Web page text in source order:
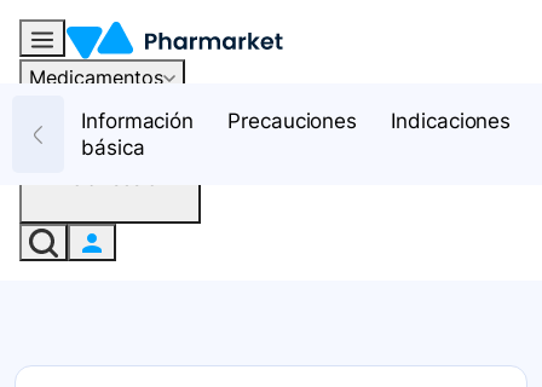
Medicamentos
RecursosInformación
básica
Precauciones Indicaciones